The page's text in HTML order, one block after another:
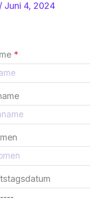
/ Juni 4, 2024
*